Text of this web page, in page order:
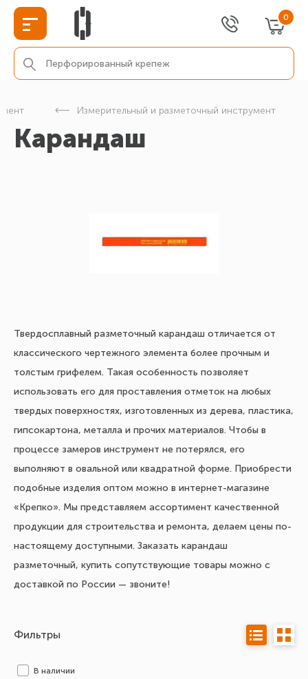
0
Измерительный и разметочный инструмент
Карандаш
Твердосплавный разметочный карандаш отличается от
классического чертежного элемента более прочным и
толстым грифелем. Такая особенность позволяет
использовать его для проставления отметок на любых
твердых поверхностях, изготовленных из дерева, пластика,
гипсокартона, металла и прочих материалов. Чтобы в
процессе замеров инструмент не потерялся, его
выполняют в овальной или квадратной форме. Приобрести
подобные изделия оптом можно в интернет-магазине
«Крепко». Мы представляем ассортимент качественной
продукции для строительства и ремонта, делаем цены по-
настоящему доступными. Заказать карандаш
разметочный, купить сопутствующие товары можно с
доставкой по России — звоните!
Фильтры
В наличии